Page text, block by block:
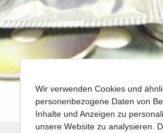
Wir verwenden Cookies und
personenbezogene Daten von
Inhalte und Anzeigen zu
unsere Website zu analysieren.